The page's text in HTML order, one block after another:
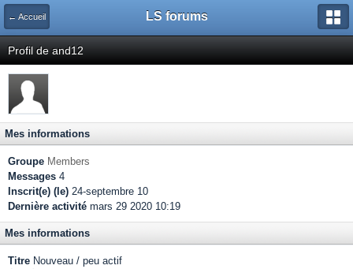
← Accueil LS forums
Profil de and12
Mes informations
Groupe Members
Messages 4
Inscrit(e) (le) 24-septembre 10
Dernière activité mars 29 2020 10:19
Mes informations
Titre Nouveau / peu actif